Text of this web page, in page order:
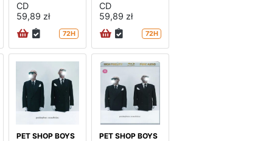
CD
59,89 zł
72H
CD
59,89 zł
72H
PET SHOP BOYS
PET SHOP BOYS